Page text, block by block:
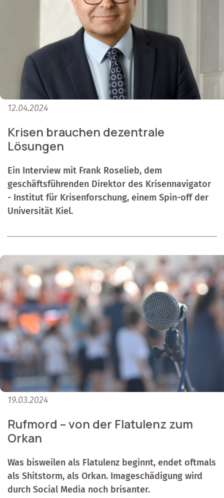
12.04.2024
Krisen brauchen dezentrale
Lösungen
Ein Interview mit Frank Roselieb, dem
geschäftsführenden Direktor des Krisennavigator
- Institut für Krisenforschung, einem Spin-off der
Universität Kiel.
19.03.2024
Rufmord – von der Flatulenz zum
Orkan
Was bisweilen als Flatulenz beginnt, endet oftmals
als Shitstorm, als Orkan. Imageschädigung wird
durch Social Media noch brisanter.